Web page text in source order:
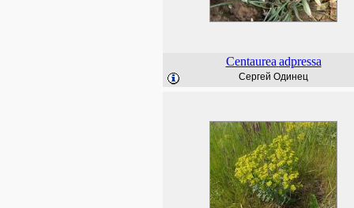
Centaurea adpressa
Сергей Одинец